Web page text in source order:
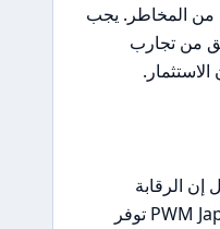
من المخاطر. يجب
من تجارب
إن الرقابة
التنظيمية لـ PWM Japan Securities توفر